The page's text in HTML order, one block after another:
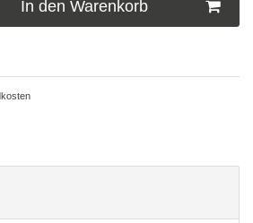
In den Warenkorb